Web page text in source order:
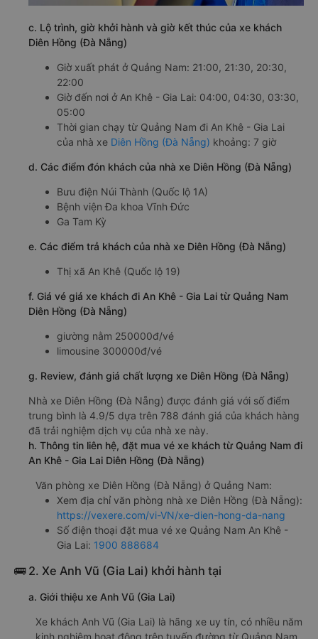
c. Lộ trình, giờ khởi hành và giờ kết thúc của xe khách
Diên Hồng (Đà Nẵng)
Giờ xuất phát ở Quảng Nam: 21:00, 21:30, 20:30,
22:00
Giờ đến nơi ở An Khê - Gia Lai: 04:00, 04:30, 03:30,
05:00
Thời gian chạy từ Quảng Nam đi An Khê - Gia Lai
của nhà xe Diên Hồng (Đà Nẵng) khoảng: 7 giờ
d. Các điểm đón khách của nhà xe Diên Hồng (Đà Nẵng)
Bưu điện Núi Thành (Quốc lộ 1A)
Bệnh viện Đa khoa Vĩnh Đức
Ga Tam Kỳ
e. Các điểm trả khách của nhà xe Diên Hồng (Đà Nẵng)
Thị xã An Khê (Quốc lộ 19)
f. Giá vé giá xe khách đi An Khê - Gia Lai từ Quảng Nam
Diên Hồng (Đà Nẵng)
giường nằm 250000đ/vé
limousine 300000đ/vé
g. Review, đánh giá chất lượng xe Diên Hồng (Đà Nẵng)
Nhà xe Diên Hồng (Đà Nẵng) được đánh giá với số điểm
trung bình là 4.9/5 dựa trên 788 đánh giá của khách hàng
đã trải nghiệm dịch vụ của nhà xe này.
h. Thông tin liên hệ, đặt mua vé xe khách từ Quảng Nam đi
An Khê - Gia Lai Diên Hồng (Đà Nẵng)
Văn phòng xe Diên Hồng (Đà Nẵng) ở Quảng Nam:
Xem địa chỉ văn phòng nhà xe Diên Hồng (Đà Nẵng):
https://vexere.com/vi-VN/xe-dien-hong-da-nang
Số điện thoại đặt mua vé xe Quảng Nam An Khê -
Gia Lai: 1900 888684
🚌 2. Xe Anh Vũ (Gia Lai) khởi hành tại
a. Giới thiệu xe Anh Vũ (Gia Lai)
Xe khách Anh Vũ (Gia Lai) là hãng xe uy tín, có nhiều năm
kinh nghiệm hoạt động trên tuyến đường từ Quảng Nam